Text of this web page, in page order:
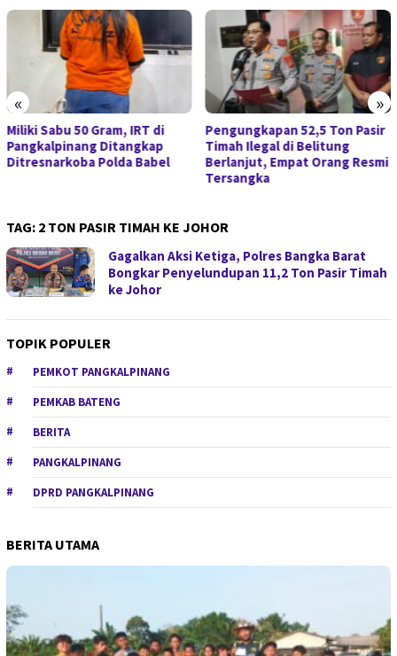
« »
Miliki Sabu 50 Gram, IRT di
Pangkalpinang Ditangkap
Ditresnarkoba Polda Babel
Pengungkapan 52,5 Ton Pasir
Timah Ilegal di Belitung
Berlanjut, Empat Orang Resmi
Tersangka
TAG: 2 TON PASIR TIMAH KE JOHOR
Gagalkan Aksi Ketiga, Polres Bangka Barat
Bongkar Penyelundupan 11,2 Ton Pasir Timah
ke Johor
TOPIK POPULER
PEMKOT PANGKALPINANG
PEMKAB BATENG
BERITA
PANGKALPINANG
DPRD PANGKALPINANG
BERITA UTAMA